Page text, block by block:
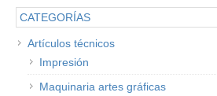
CATEGORÍAS
Artículos técnicos
Impresión
Maquinaria artes gráficas